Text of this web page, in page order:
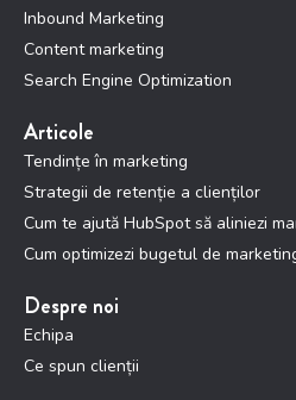
Inbound Marketing
Content marketing
Search Engine Optimization
Articole
Tendințe în marketing
Strategii de retenție a clienților
Cum te ajută HubSpot să aliniezi
Cum optimizezi bugetul de
Despre noi
Echipa
Ce spun clienții